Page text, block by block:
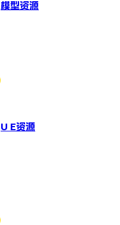
模型资源
U E资源